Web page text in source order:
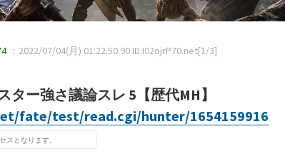
：2022/07/04(月) 01:22:50.90 ID:I02ojrP70.net[1/3]
ター強さ議論スレ 5【歴代MH】
fate/test/read.cgi/hunter/1654159916
スとなります。